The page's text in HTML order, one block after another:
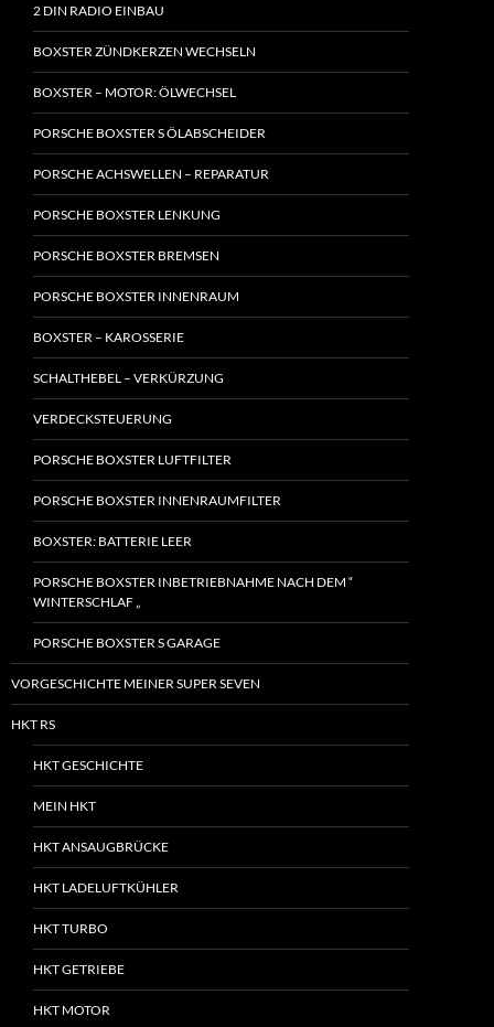
2 DIN RADIO EINBAU
BOXSTER ZÜNDKERZEN WECHSELN
BOXSTER – MOTOR: ÖLWECHSEL
PORSCHE BOXSTER S ÖLABSCHEIDER
PORSCHE ACHSWELLEN – REPARATUR
PORSCHE BOXSTER LENKUNG
PORSCHE BOXSTER BREMSEN
PORSCHE BOXSTER INNENRAUM
BOXSTER – KAROSSERIE
SCHALTHEBEL – VERKÜRZUNG
VERDECKSTEUERUNG
PORSCHE BOXSTER LUFTFILTER
PORSCHE BOXSTER INNENRAUMFILTER
BOXSTER: BATTERIE LEER
PORSCHE BOXSTER INBETRIEBNAHME NACH DEM “
WINTERSCHLAF „
PORSCHE BOXSTER S GARAGE
VORGESCHICHTE MEINER SUPER SEVEN
HKT RS
HKT GESCHICHTE
MEIN HKT
HKT ANSAUGBRÜCKE
HKT LADELUFTKÜHLER
HKT TURBO
HKT GETRIEBE
HKT MOTOR